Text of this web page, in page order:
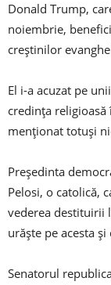
Donald Trump,
noiembrie,
creştinilor
El i-a acuzat pe
credinţa
menţionat totuşi
Preşedinta
Pelosi, o catolică,
vederea destituirii
urăşte pe acesta
Senatorul